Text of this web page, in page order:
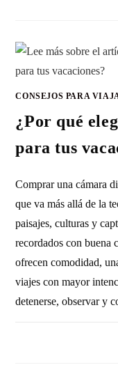
CONSEJOS PARA
¿Por qué
para tus
Comprar una cámara
que va más allá de la
paisajes, culturas y
recordados con buena
ofrecen comodidad,
viajes con mayor
detenerse, observar y